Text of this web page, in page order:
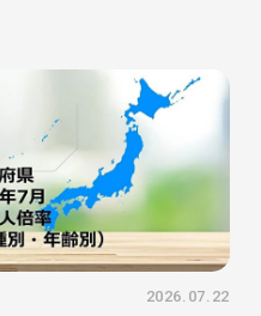
2026.07.22